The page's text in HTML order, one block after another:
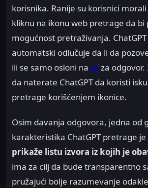
korisnika. Ranije su korisnici
kliknu na ikonu web pretrage da bi
mogućnost pretraživanja.
automatski odlučuje da li da
ili se samo osloni na AI za
da naterate ChatGPT da koristi
pretrage korišćenjem ikonice.
Osim davanja odgovora, jedna od
karakteristika ChatGPT pretrage je
prikaže listu izvora iz kojih je
ima za cilj da bude transparentno
pružajući bolje razumevanje